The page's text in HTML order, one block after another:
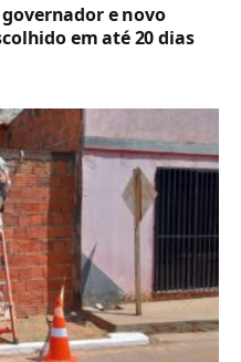
e novo
em até 20 dias